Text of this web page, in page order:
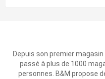
Depuis son premier
passé à plus de 1000
personnes. B&M propose